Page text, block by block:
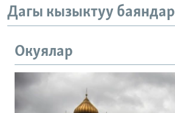
Дагы кызыктуу баяндар
Окуялар